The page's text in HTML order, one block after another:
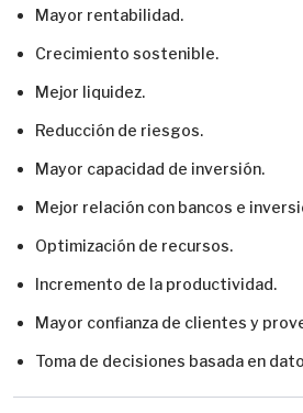
Mayor rentabilidad.
Crecimiento sostenible.
Mejor liquidez.
Reducción de riesgos.
Mayor capacidad de inversión.
Mejor relación con bancos e
Optimización de recursos.
Incremento de la productividad.
Mayor confianza de clientes y
Toma de decisiones basada en